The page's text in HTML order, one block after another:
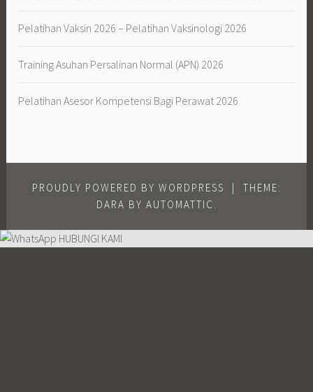
Pelatihan Vaksin 2026 – Pelatihan Vaksinologi 2026
Training Asuhan Persalinan Normal (APN) 2026
Pelatihan Asesor Kompetensi Bagi Perawat 2026
PROUDLY POWERED BY WORDPRESS
THEME:
DARA BY AUTOMATTIC .
HUBUNGI KAMI